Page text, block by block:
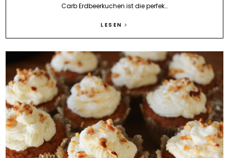
Carb Erdbeerkuchen ist die perfek…
LESEN